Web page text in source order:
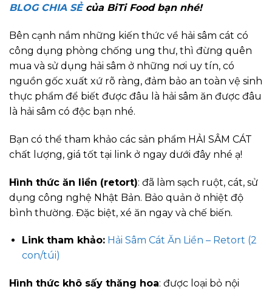
BLOG CHIA SẺcủa BiTi Food bạn nhé!
Bên cạnh nắm những kiến thức về hải sâm cát có
công dụng phòng chống ung thư, thì đừng quên
mua và sử dụng hải sâm ở những nơi uy tín, có
nguồn gốc xuất xứ rõ ràng, đảm bảo an toàn vệ sinh
thực phẩm để biết được đâu là hải sâm ăn được đâu
là hải sâm có độc bạn nhé.
Bạn có thể tham khảo các sản phẩm HẢI SÂM CÁT
chất lượng, giá tốt tại link ở ngay dưới đây nhé ạ!
Hình thức ăn liền (retort): đã làm sạch ruột, cát, sử
dụng công nghệ Nhật Bản. Bảo quản ở nhiệt độ
bình thường. Đặc biệt, xé ăn ngay và chế biến.
Link tham khảo: Hải Sâm Cát Ăn Liền – Retort (2
con/túi)
Hình thức khô sấy thăng hoa: được loại bỏ nội